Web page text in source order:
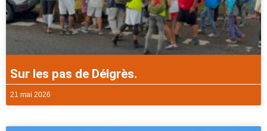
Sur les pas de Délgrès.
21 mai 2026